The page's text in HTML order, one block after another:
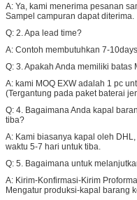
A: Ya, kami menerima pesanan
Sampel campuran dapat diterima.
Q: 2. Apa lead time?
A: Contoh membutuhkan 7-
Q: 3. Apakah Anda memiliki batas
A: kami MOQ EXW adalah 1 pc
(Tergantung pada paket baterai
Q: 4. Bagaimana Anda kapal
tiba?
A: Kami biasanya kapal oleh
waktu 5-7 hari untuk tiba.
Q: 5. Bagaimana untuk
A: Kirim-Konfirmasi-Kirim
Mengatur produksi-kapal barang